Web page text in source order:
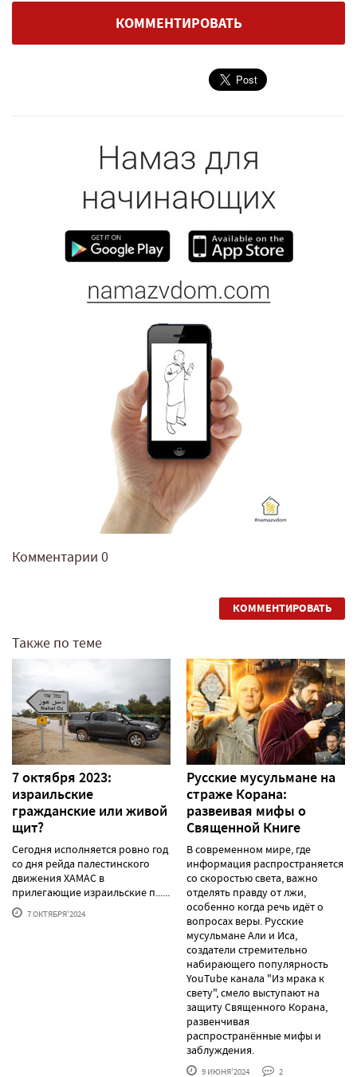
КОММЕНТИРОВАТЬ
Комментарии 0
КОММЕНТИРОВАТЬ
Также по теме
7 октября 2023:
израильские
гражданские или живой
щит?
Сегодня исполняется ровно год
со дня рейда палестинского
движения ХАМАС в
прилегающие израильские п......
7 ОКТЯБРЯ'2024
Русские мусульмане на
страже Корана:
pазвеивая мифы о
Священной Книге
В современном мире, где
информация распространяется
со скоростью света, важно
отделять правду от лжи,
особенно когда речь идёт о
вопросах веры. Русские
мусульмане Али и Иса,
создатели стремительно
набирающего популярность
YouTube канала "Из мрака к
свету", смело выступают на
защиту Священного Корана,
развенчивая
распространённые мифы и
заблуждения.
9 ИЮНЯ'2024 2